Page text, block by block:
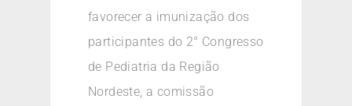
favorecer a imunização dos
participantes do 2° Congresso
de Pediatria da Região
Nordeste, a comissão